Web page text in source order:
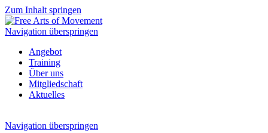
Zum Inhalt springen
Navigation überspringen
Angebot
Training
Über uns
Mitgliedschaft
Aktuelles
Navigation überspringen